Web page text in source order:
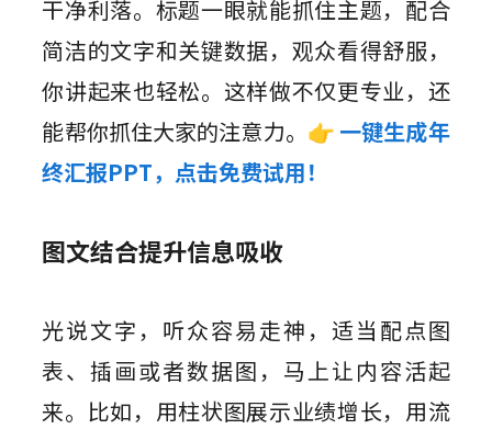
干净利落。标题一眼就能抓住主题，配合
简洁的文字和关键数据，观众看得舒服，
你讲起来也轻松。这样做不仅更专业，还
能帮你抓住大家的注意力。 👉 一键生成年
终汇报PPT，点击免费试用！
图文结合提升信息吸收
光说文字，听众容易走神，适当配点图
表、插画或者数据图，马上让内容活起
来。比如，用柱状图展示业绩增长，用流